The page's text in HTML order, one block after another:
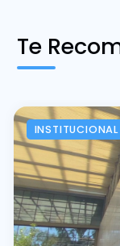
Te
INSTITUCIONAL